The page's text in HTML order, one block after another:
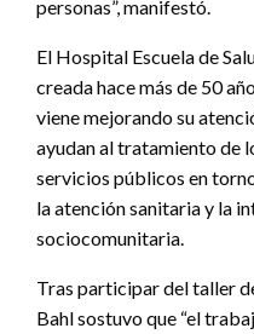
personas”, manifestó.
El Hospital Escuela de
creada hace más de 50
viene mejorando su
ayudan al tratamiento de
servicios públicos en
la atención sanitaria y la
sociocomunitaria.
Tras participar del taller
Bahl sostuvo que “el